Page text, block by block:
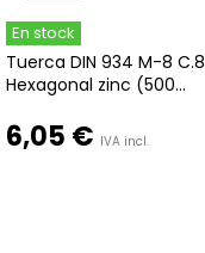
En stock
Tuerca DIN 934 M-8 C.8
Hexagonal zinc (500...
6,05 € IVA incl.